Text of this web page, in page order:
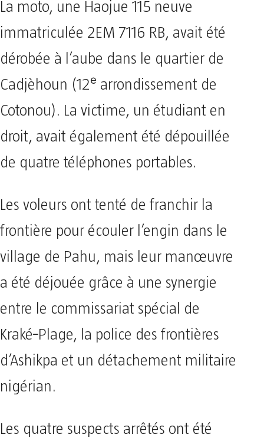
La moto, une Haojue 115 neuve
immatriculée 2EM 7116 RB, avait été
dérobée à l’aube dans le quartier de
Cadjèhoun (12ᵉ arrondissement de
Cotonou). La victime, un étudiant en
droit, avait également été dépouillée
de quatre téléphones portables.
Les voleurs ont tenté de franchir la
frontière pour écouler l’engin dans le
village de Pahu, mais leur manœuvre
a été déjouée grâce à une synergie
entre le commissariat spécial de
Kraké‑Plage, la police des frontières
d’Ashikpa et un détachement militaire
nigérian.
Les quatre suspects arrêtés ont été